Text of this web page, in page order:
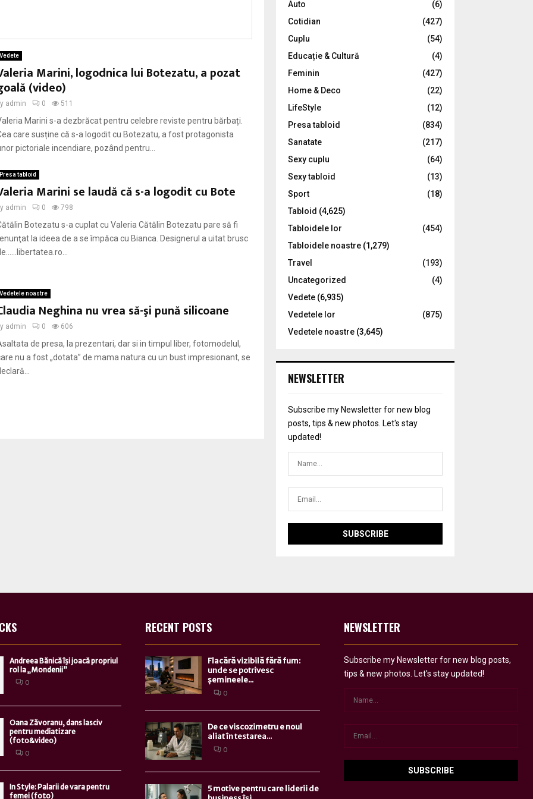
Vedete
Marini, logodnica lui Botezatu, a pozat
(video)
admin 0 511
Marini s-a dezbrăcat pentru celebre reviste pentru bărbați.
care susține că s-a logodit cu Botezatu, a fost protagonista
pictoriale incendiare, pozând pentru...
Presa tabloid
Marini se laudă că s-a logodit cu Bote
admin 0 798
Botezatu s-a cuplat cu Valeria Cătălin Botezatu pare să fi
la ideea de a se împăca cu Bianca. Designerul a uitat brusc
Vedetele noastre
Neghina nu vrea să-şi pună silicoane
admin 0 606
de presa, la prezentari, dar si in timpul liber, fotomodelul,
nu a fost „dotata” de mama natura cu un bust impresionant, se
:
C
Auto
(6)
Cotidian
(427)
Cuplu
(54)
Educație & Cultură
(4)
Feminin
(427)
Home & Deco
(22)
LifeStyle
(12)
Presa tabloid
(834)
Sanatate
(217)
Sexy cuplu
(64)
Sexy tabloid
(13)
Sport
(18)
Tabloid (4,625)
Tabloidele lor
(454)
Tabloidele noastre (1,279)
Travel
(193)
Uncategorized
(4)
Vedete (6,935)
Vedetele lor
(875)
Vedetele noastre (3,645)
NEWSLETTER
Subscribe my Newsletter for new blog
posts, tips & new photos. Let's stay
updated!
Andreea Bănică îşi joacă propriul
rol la „Mondenii”
0
Oana Zăvoranu, dans lasciv
pentru mediatizare
(foto&video)
0
In Style: Palarii de vara pentru
femei (foto)
RECENT POSTS
Flacără vizibilă fără fum:
unde se potrivesc
șemineele...
0
De ce viscozimetru e noul
aliat în testarea...
0
5 motive pentru care liderii de
NEWSLETTER
Subscribe my Newsletter for new blog posts,
tips & new photos. Let's stay updated!